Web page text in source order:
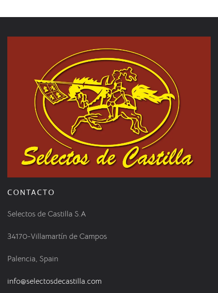
CONTACTO
Selectos de Castilla S.A
34170-Villamartín de Campos
Palencia, Spain
info@selectosdecastilla.com